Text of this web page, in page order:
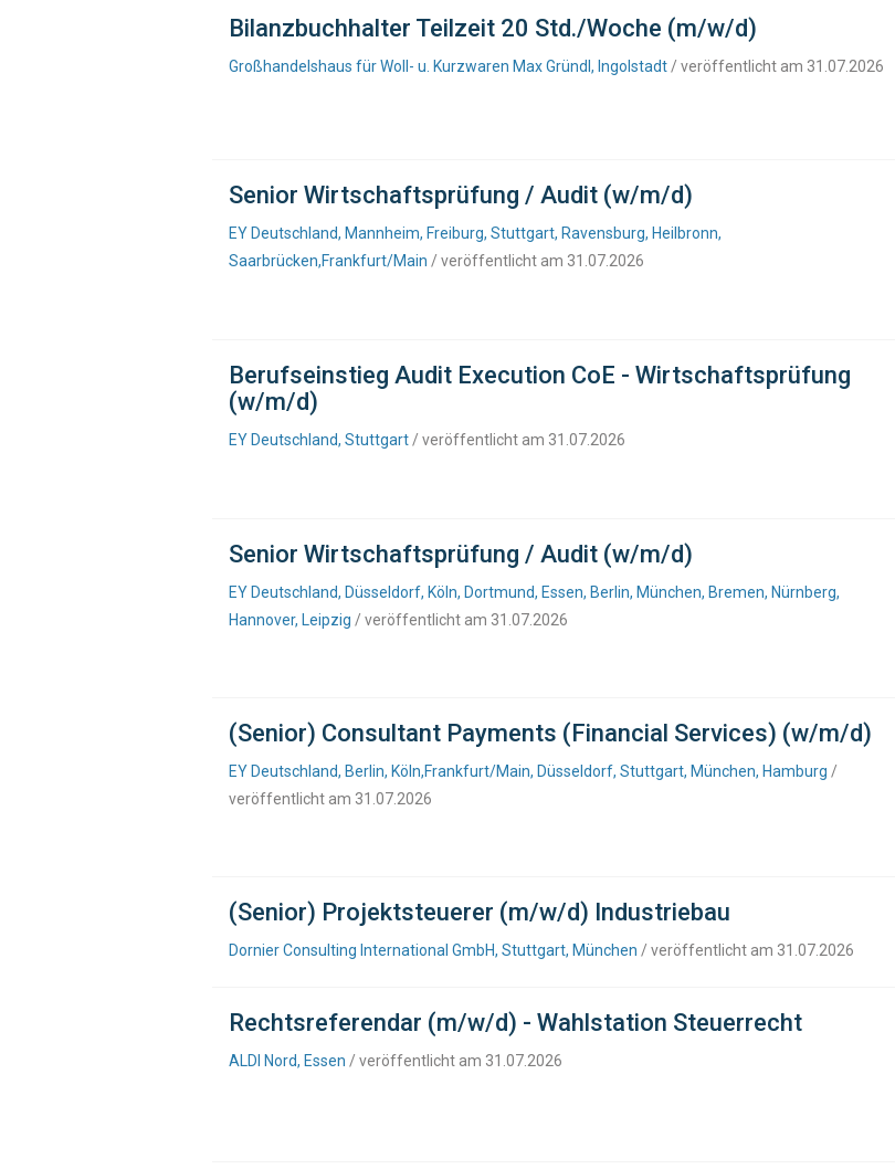
Bilanzbuchhalter Teilzeit 20 Std./Woche (m/w/d)
Großhandelshaus für Woll- u. Kurzwaren Max Gründl, Ingolstadt / veröffentlicht am 31.07.2026
Senior Wirtschaftsprüfung / Audit (w/m/d)
EY Deutschland, Mannheim, Freiburg, Stuttgart, Ravensburg, Heilbronn,
Saarbrücken,Frankfurt/Main / veröffentlicht am 31.07.2026
Berufseinstieg Audit Execution CoE - Wirtschaftsprüfung
(w/m/d)
EY Deutschland, Stuttgart / veröffentlicht am 31.07.2026
Senior Wirtschaftsprüfung / Audit (w/m/d)
EY Deutschland, Düsseldorf, Köln, Dortmund, Essen, Berlin, München, Bremen, Nürnberg,
Hannover, Leipzig / veröffentlicht am 31.07.2026
(Senior) Consultant Payments (Financial Services) (w/m/d)
EY Deutschland, Berlin, Köln,Frankfurt/Main, Düsseldorf, Stuttgart, München, Hamburg /
veröffentlicht am 31.07.2026
(Senior) Projektsteuerer (m/w/d) Industriebau
Dornier Consulting International GmbH, Stuttgart, München / veröffentlicht am 31.07.2026
Rechtsreferendar (m/w/d) - Wahlstation Steuerrecht
ALDI Nord, Essen / veröffentlicht am 31.07.2026